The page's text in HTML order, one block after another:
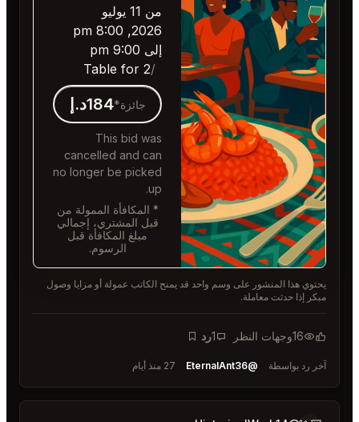
من 11 يوليو
إلى 9:00 pm
Table for 2
جائزة* 184د.إ
This bid was
cancelled and can
no longer be picked
* المكافأة الممولة من
قبل المشتري، إجمالي
مبلغ المكافأة قبل
الرسوم.
الكاتب عمولة أو مزايا وصول
مرجعية